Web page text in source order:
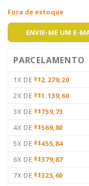
Fora de estoque
ENVIE-ME UM E-
PARCELAMENTO
1X DE R$2.279,20
2X DE R$1.139,60
3X DE R$759,73
4X DE R$569,80
5X DE R$455,84
6X DE R$379,87
7X DE R$325,60